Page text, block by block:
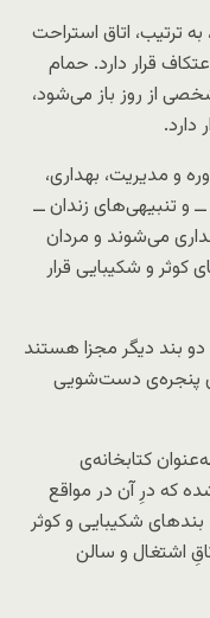
ترتیب، اتاق استراحت
قرار دارد. حمام
از روز باز می‌شود،
دارد.
و مدیریت، بهداری،
و تنبیهی‌های زندان ــ
می‌شوند و مردان
کوثر و شکیبایی قرار
دو بند دیگر مجزا هستند
پنجره‌ی دست‌شویی
کتابخانه‌ی
که درِ آن در مواقع
شکیبایی و کوثر
اشتغال و سالن